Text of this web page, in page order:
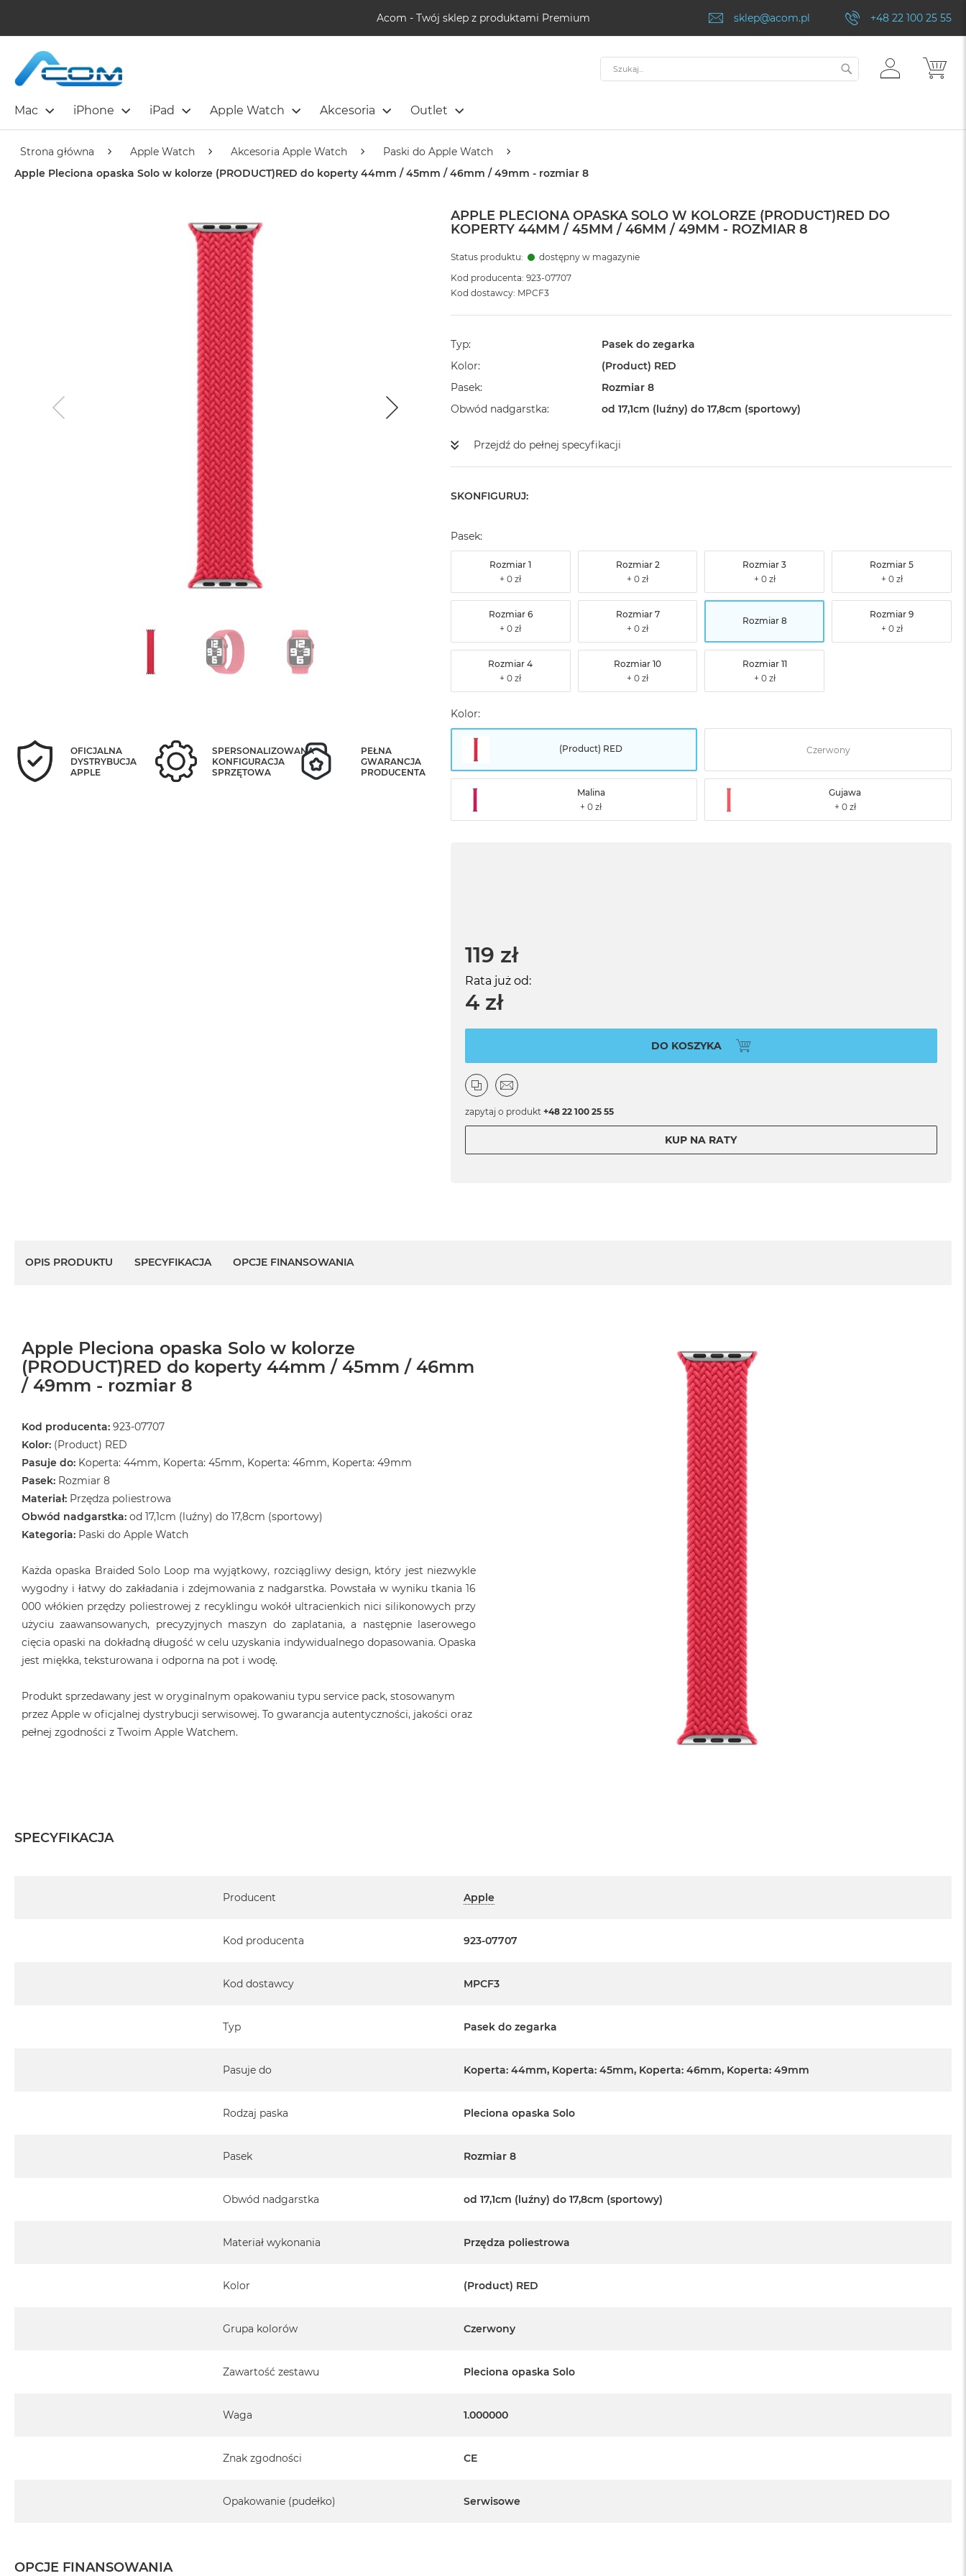
Acom - Twój sklep z produktami Premium sklep@acom.pl +48 22 100 25 55
Mac iPhone iPad Apple Watch Akcesoria Outlet
ZALOGUJ
SIĘ
Szukaj SZUKAJ
Strona główna Apple Watch Akcesoria Apple Watch
Paski do Apple Watch
Apple Pleciona opaska Solo w kolorze (PRODUCT)RED do koperty 44mm / 45mm / 46mm / 49mm - rozmiar 8
APPLE PLECIONA OPASKA SOLO W KOLORZE (PRODUCT)RED DO
KOPERTY 44MM / 45MM / 46MM / 49MM - ROZMIAR 8
Status produktu:
dostępny w magazynie
Kod producenta: 923-07707
Kod dostawcy: MPCF3
Typ
Pasek do zegarka
Kolor
(Product) RED
Pasek
Rozmiar 8
Obwód nadgarstka
od 17,1cm (luźny) do 17,8cm (sportowy)
Przejdź do pełnej specyfikacji
SKONFIGURUJ:
Pasek:
Rozmiar 1 Rozmiar 2 Rozmiar 3 Rozmiar 5
Rozmiar 6 Rozmiar 7
Rozmiar 8
Rozmiar 9
Rozmiar 4 Rozmiar 10 Rozmiar 11
Kolor:
(Product) RED Czerwony
Malina Gujawa
119 zł
Rata już od:
4 zł
DO KOSZYKA
zapytaj o produkt +48 22 100 25 55
KUP NA RATY
OFICJALNA
DYSTRYBUCJA
APPLE
SPERSONALIZOWANA
KONFIGURACJA
SPRZĘTOWA
PEŁNA
GWARANCJA
PRODUCENTA
OPIS PRODUKTU SPECYFIKACJA OPCJE FINANSOWANIA
Apple Pleciona opaska Solo w kolorze
(PRODUCT)RED do koperty 44mm / 45mm / 46mm
/ 49mm - rozmiar 8
Kod producenta: 923-07707
Kolor: (Product) RED
Pasuje do: Koperta: 44mm, Koperta: 45mm, Koperta: 46mm, Koperta: 49mm
Pasek: Rozmiar 8
Materiał: Przędza poliestrowa
Obwód nadgarstka: od 17,1cm (luźny) do 17,8cm (sportowy)
Kategoria: Paski do Apple Watch
Każda opaska Braided Solo Loop ma wyjątkowy, rozciągliwy design, który jest niezwykle
wygodny i łatwy do zakładania i zdejmowania z nadgarstka. Powstała w wyniku tkania 16
000 włókien przędzy poliestrowej z recyklingu wokół ultracienkich nici silikonowych przy
użyciu zaawansowanych, precyzyjnych maszyn do zaplatania, a następnie laserowego
cięcia opaski na dokładną długość w celu uzyskania indywidualnego dopasowania. Opaska
jest miękka, teksturowana i odporna na pot i wodę.
Produkt sprzedawany jest w oryginalnym opakowaniu typu service pack, stosowanym
przez Apple w oficjalnej dystrybucji serwisowej. To gwarancja autentyczności, jakości oraz
pełnej zgodności z Twoim Apple Watchem.
SPECYFIKACJA
Producent
Apple
Kod producenta 923-07707
Kod dostawcy MPCF3
Typ Pasek do zegarka
Pasuje do Koperta: 44mm, Koperta: 45mm, Koperta: 46mm, Koperta: 49mm
Rodzaj paska Pleciona opaska Solo
Pasek Rozmiar 8
Obwód nadgarstka od 17,1cm (luźny) do 17,8cm (sportowy)
Materiał wykonania Przędza poliestrowa
Kolor (Product) RED
Grupa kolorów Czerwony
Zawartość zestawu Pleciona opaska Solo
Waga 1.000000
Znak zgodności CE
Opakowanie (pudełko) Serwisowe
OPCJE FINANSOWANIA